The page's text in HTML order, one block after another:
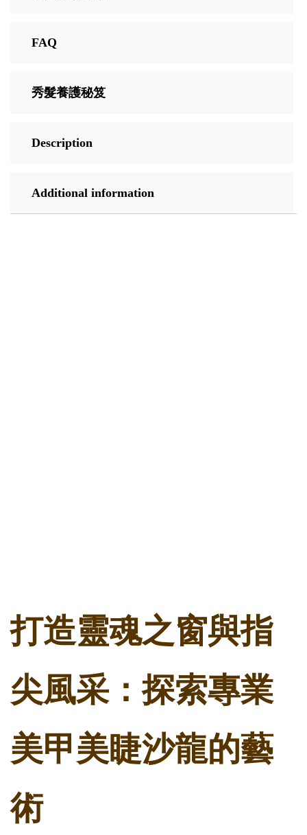
FAQ
秀髮養護秘笈
Description
Additional information
打造靈魂之窗與指
尖風采：探索專業
美甲美睫沙龍的藝
術